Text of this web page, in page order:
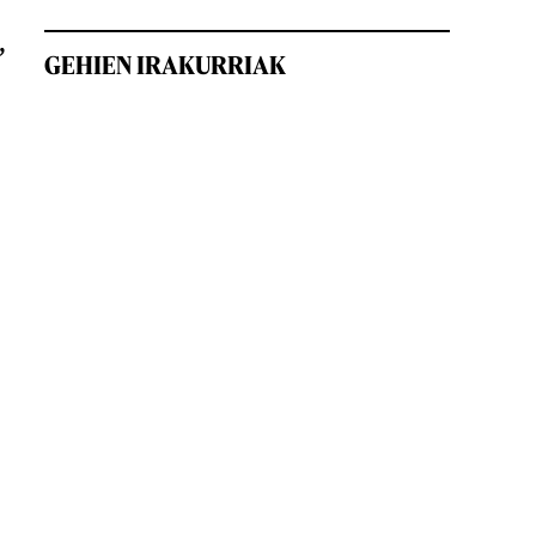
GEHIEN IRAKURRIAK